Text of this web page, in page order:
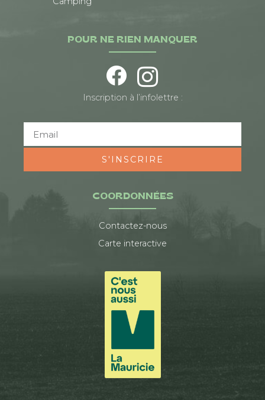
COORDONNÉES
Contactez-nous
Carte interactive
POUR NE RIEN MANQUER
Inscription à l’infolettre :
S'INSCRIRE